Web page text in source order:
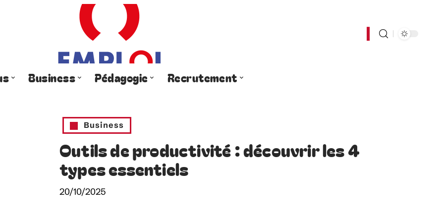
Business Pédagogie Recrutement
Business
Outils de productivité : découvrir les 4
types essentiels
20/10/2025